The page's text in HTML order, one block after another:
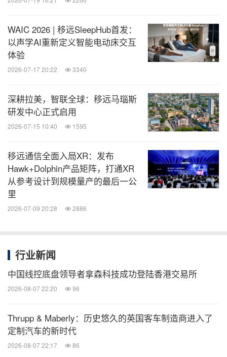
WAIC 2026 | 移远SleepHub首发：
以声学AI重新定义智能电动床交互
体验
2026-07-17 20:22 3340
深耕拉美，智联全球：移远马瑙斯
研发中心正式启用
2026-07-15 10:40 1595
移远通信全面入局XR：发布
Hawk+Dolphin产品矩阵，打通XR
从参考设计到规模量产的最后一公
里
2026-07-09 20:28 2886
行业新闻
中国线控底盘领导者拿森科技成功登陆香港交易所
2026-08-07 22:20 96
Thrupp & Maberly：历史悠久的英国客车制造商进入了
定制汽车的新时代
2026-08-07 22:17 86